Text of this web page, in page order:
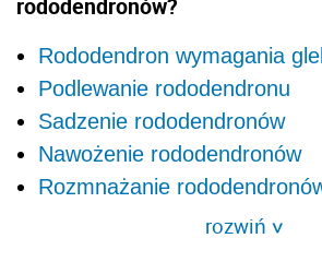
rododendronów?
Rododendron wymagania
Podlewanie rododendronu
Sadzenie rododendronów
Nawożenie rododendronów
Rozmnażanie
rozwiń>